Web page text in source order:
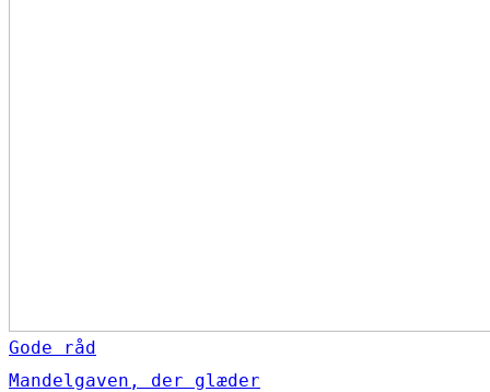
Gode råd
Mandelgaven, der glæder